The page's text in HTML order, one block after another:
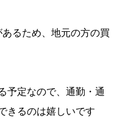
るため、地元の方の買
予定なので、通勤・通
きるのは嬉しいです